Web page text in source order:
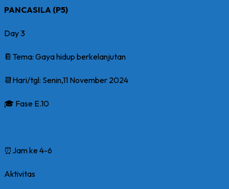
PANCASILA (P5)
Day 3
📔Tema: Gaya hidup berkelanjutan
📆Hari/tgl: Senin,11 November 2024
🎓 Fase E.10
⏰Jam ke 4-6
Aktivitas